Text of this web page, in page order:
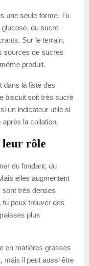
une seule forme. Tu
du sucre
Sur le terrain,
sources de sucres
produit.
dans la liste des
biscuit soit très sucré
un indicateur utile si
la collation.
leur rôle
du fondant, du
elles augmentent
très denses
tu peux trouver des
plus
en matières grasses
mais il peut aussi être